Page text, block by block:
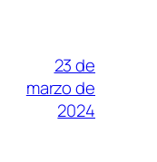
23 de
marzo de
2024